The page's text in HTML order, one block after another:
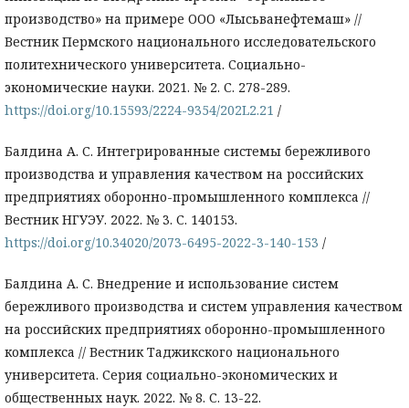
производство» на примере ООО «Лысьванефтемаш» //
Вестник Пермского национального исследовательского
политехнического университета. Социально-
экономические науки. 2021. № 2. С. 278-289.
https://doi.org/10.15593/2224-9354/202L2.21 /
Балдина А. С. Интегрированные системы бережливого
производства и управления качеством на российских
предприятиях оборонно-промышленного комплекса //
Вестник НГУЭУ. 2022. № 3. С. 140153.
https://doi.org/10.34020/2073-6495-2022-3-140-153 /
Балдина А. С. Внедрение и использование систем
бережливого производства и систем управления качеством
на российских предприятиях оборонно-промышленного
комплекса // Вестник Таджикского национального
университета. Серия социально-экономических и
общественных наук. 2022. № 8. С. 13-22.